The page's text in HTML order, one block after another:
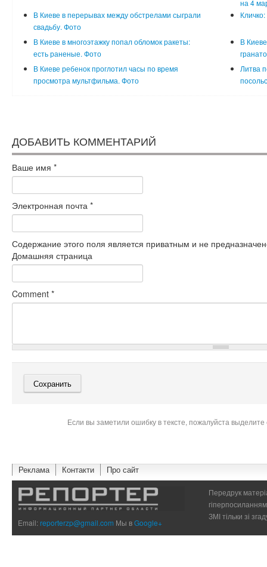
на 4
В Киеве в перерывах между обстрелами сыграли
свадьбу. Фото
В Киеве в многоэтажку попал обломок ракеты:
есть раненые. Фото
В
В Киеве ребенок проглотил часы по время
просмотра мультфильма. Фото
Литва
ДОБАВИТЬ КОММЕНТАРИЙ
Ваше имя *
Электронная почта *
Содержание этого поля является приватным и не
Домашняя страница
Comment *
Если вы заметили ошибку в тексте, пожалуйста
Реклама Контакти Про сайт
Email:reporterzp@gmail.com Мы вGoogle+
Передрук
ЗМІ тільки зі